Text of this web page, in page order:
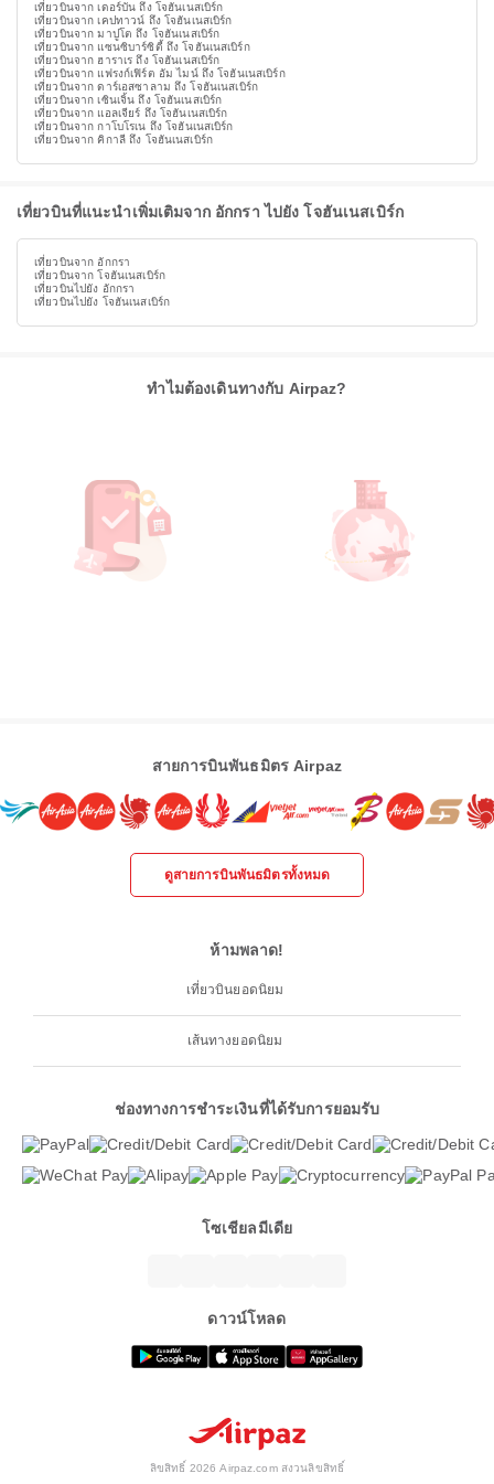
เที่ยวบินจาก เดอร์บัน ถึง โจฮันเนสเบิร์ก
เที่ยวบินจาก เคปทาวน์ ถึง โจฮันเนสเบิร์ก
เที่ยวบินจาก มาปูโต ถึง โจฮันเนสเบิร์ก
เที่ยวบินจาก แซนซิบาร์ซิตี้ ถึง โจฮันเนสเบิร์ก
เที่ยวบินจาก ฮาราเร ถึง โจฮันเนสเบิร์ก
เที่ยวบินจาก แฟรงก์เฟิร์ต อัม ไมน์ ถึง โจฮันเนสเบิร์ก
เที่ยวบินจาก ดาร์เอสซาลาม ถึง โจฮันเนสเบิร์ก
เที่ยวบินจาก เซินเจิ้น ถึง โจฮันเนสเบิร์ก
เที่ยวบินจาก แอลเจียร์ ถึง โจฮันเนสเบิร์ก
เที่ยวบินจาก กาโบโรเน ถึง โจฮันเนสเบิร์ก
เที่ยวบินจาก คิกาลี ถึง โจฮันเนสเบิร์ก
เที่ยวบินที่แนะนำเพิ่มเติมจาก อักกรา ไปยัง โจฮันเนสเบิร์ก
เที่ยวบินจาก อักกรา
เที่ยวบินจาก โจฮันเนสเบิร์ก
เที่ยวบินไปยัง อักกรา
เที่ยวบินไปยัง โจฮันเนสเบิร์ก
ทำไมต้องเดินทางกับ Airpaz?
สายการบินพันธมิตร Airpaz
ดูสายการบินพันธมิตรทั้งหมด
ห้ามพลาด!
เที่ยวบินยอดนิยม
เส้นทางยอดนิยม
ช่องทางการชำระเงินที่ได้รับการยอมรับ
โซเชียลมีเดีย
ดาวน์โหลด
ลิขสิทธิ์ 2026 Airpaz.com สงวนลิขสิทธิ์